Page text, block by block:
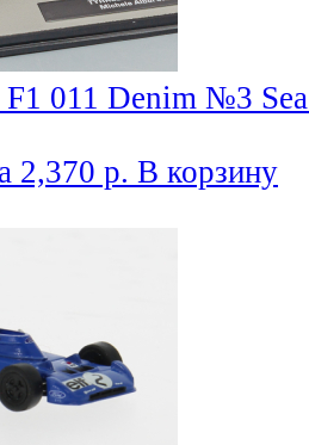
011 Denim №3
2,370 р. В корзину